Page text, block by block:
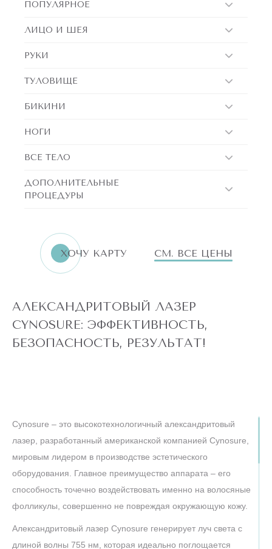
ПОПУЛЯРНОЕ
ЛИЦО И ШЕЯ
РУКИ
ТУЛОВИЩЕ
БИКИНИ
НОГИ
ВСЕ ТЕЛО
ДОПОЛНИТЕЛЬНЫЕ
ПРОЦЕДУРЫ
ХОЧУ КАРТУ СМ. ВСЕ ЦЕНЫ
АЛЕКСАНДРИТОВЫЙ ЛАЗЕР
CYNOSURE: ЭФФЕКТИВНОСТЬ,
БЕЗОПАСНОСТЬ, РЕЗУЛЬТАТ!
Cynosure – это высокотехнологичный александритовый
лазер, разработанный американской компанией Cynosure,
мировым лидером в производстве эстетического
оборудования. Главное преимущество аппарата – его
способность точечно воздействовать именно на волосяные
фолликулы, совершенно не повреждая окружающую кожу.
Александритовый лазер Cynosure генерирует луч света с
длиной волны 755 нм, которая идеально поглощается